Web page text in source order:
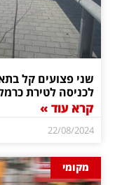
לכניסה לטירת
קרא עוד »
22/08/2024
מקומי